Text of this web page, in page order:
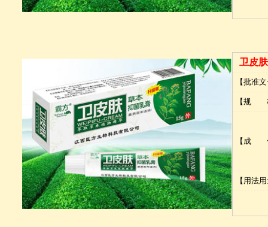
卫皮
【批准
【规
【成
【用法